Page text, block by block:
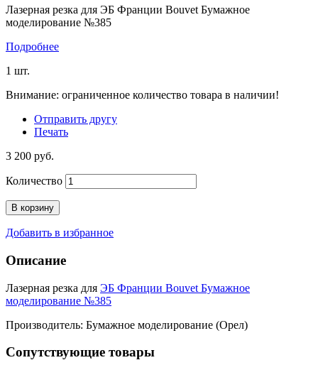
Лазерная резка для ЭБ Франции Bouvet Бумажное
моделирование №385
Подробнее
1 шт.
Внимание: ограниченное количество товара в наличии!
Отправить другу
Печать
3 200 руб.
Количество
В корзину
Добавить в избранное
Описание
Лазерная резка для ЭБ Франции Bouvet Бумажное
моделирование №385
Производитель: Бумажное моделирование (Орел)
Сопутствующие товары